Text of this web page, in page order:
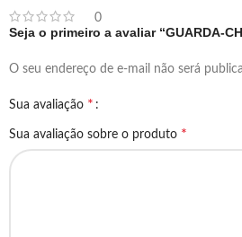
0
Seja o primeiro a avaliar “GUARDA-
O seu endereço de e-mail não será
Sua avaliação *
Sua avaliação sobre o produto *